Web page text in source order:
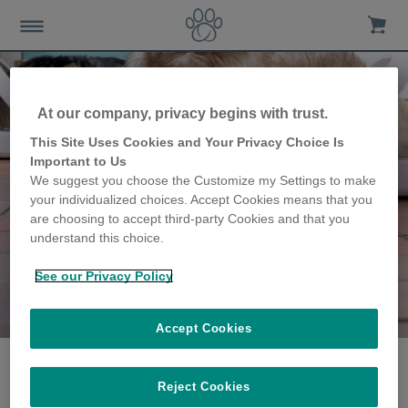
Die Nicholas Familie
erzählen ihre Geschichte
At our company, privacy begins with trust.
This Site Uses Cookies and Your Privacy Choice Is
Important to Us
We suggest you choose the Customize my Settings to make
your individualized choices. Accept Cookies means that you
are choosing to accept third-party Cookies and that you
understand this choice.
See our Privacy Policy
Reject Cookies
Accept Cookies